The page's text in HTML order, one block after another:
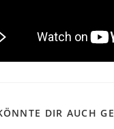
DIR AUCH